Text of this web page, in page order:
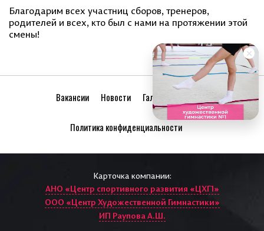
Благодарим всех участниц сборов, тренеров,
родителей и всех, кто был с нами на протяжении этой
смены!
Вакансии Новости Галерея Друзья
Политика конфиденциальности
Карточка компании:
АНО «Центр спортивного развития «ЦХГ1»
ООО «Центр Художественной Гимнастики»
ИП Раупова А.Ш.